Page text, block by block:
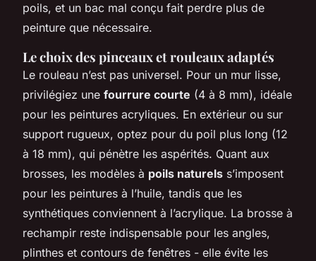
poils, et un bac mal conçu fait perdre plus de
peinture que nécessaire.
Le choix des pinceaux et rouleaux adaptés
Le rouleau n’est pas universel. Pour un mur lisse,
privilégiez une fourrure courte (4 à 8 mm), idéale
pour les peintures acryliques. En extérieur ou sur
support rugueux, optez pour du poil plus long (12
à 18 mm), qui pénètre les aspérités. Quant aux
brosses, les modèles à poils naturels s’imposent
pour les peintures à l’huile, tandis que les
synthétiques conviennent à l’acrylique. La brosse à
rechampir reste indispensable pour les angles,
plinthes et contours de fenêtres - elle évite les